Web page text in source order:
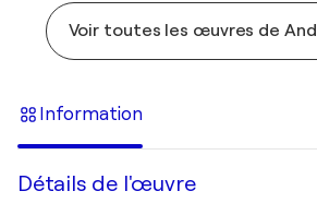
Voir toutes les œuvres de
Information
Détails de l'œuvre